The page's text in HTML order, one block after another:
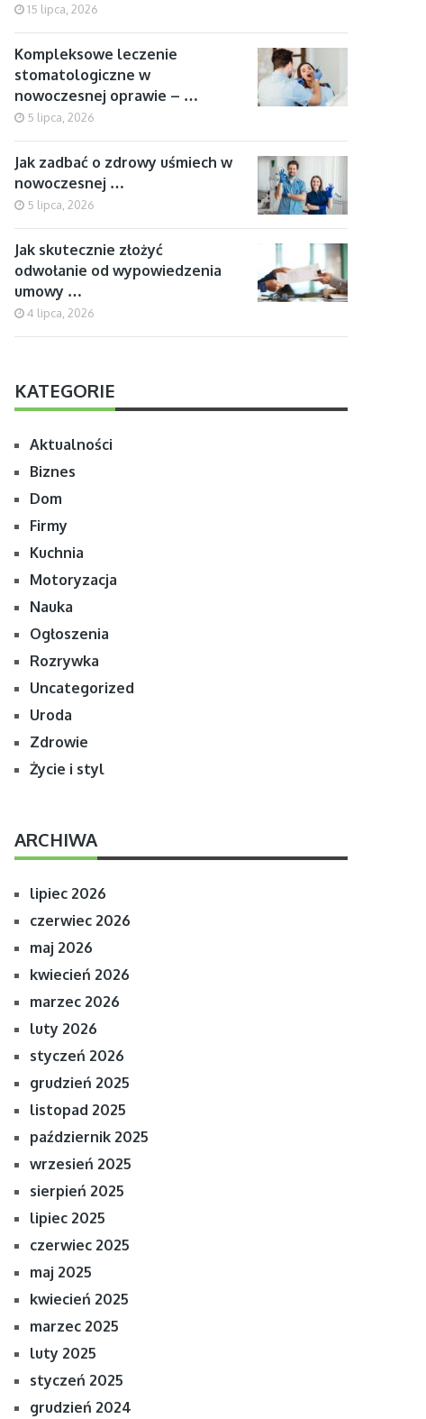
15 lipca, 2026
Kompleksowe leczenie
stomatologiczne w
nowoczesnej oprawie – …
5 lipca, 2026
Jak zadbać o zdrowy uśmiech w
nowoczesnej …
5 lipca, 2026
Jak skutecznie złożyć
odwołanie od wypowiedzenia
umowy …
4 lipca, 2026
KATEGORIE
Aktualności
Biznes
Dom
Firmy
Kuchnia
Motoryzacja
Nauka
Ogłoszenia
Rozrywka
Uncategorized
Uroda
Zdrowie
Życie i styl
ARCHIWA
lipiec 2026
czerwiec 2026
maj 2026
kwiecień 2026
marzec 2026
luty 2026
styczeń 2026
grudzień 2025
listopad 2025
październik 2025
wrzesień 2025
sierpień 2025
lipiec 2025
czerwiec 2025
maj 2025
kwiecień 2025
marzec 2025
luty 2025
styczeń 2025
grudzień 2024